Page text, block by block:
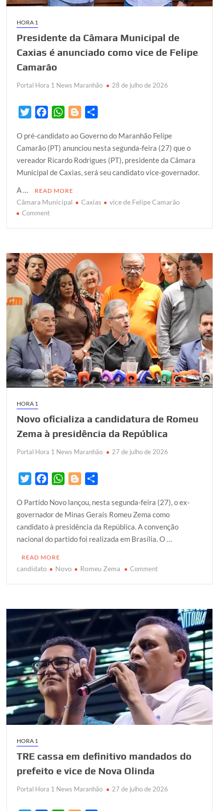
28/07
HORA 1
Presidente da Câmara Municipal de
Caxias é anunciado como vice de Felipe
Camarão
Portal Hora 1 News Maranhão 28 de julho de 2026
i
t
t
e
c
e
b
o
o
k
W
a
t
s
A
p
p
o
g
g
e
a
r
e
O pré-candidato ao Governo do Maranhão Felipe
Camarão (PT) anunciou nesta segunda-feira (27) que o
vereador Ricardo Rodrigues (PT), presidente da Câmara
Municipal de Caxias, será seu candidato vice-governador.
A …
READ MORE
Câmara Municipal Caxias vice de Felipe Camarão
Commenton
Municipal
de
Caxias
é
anunciado
como
vice
de
Felipe
Camarão
HORA 1
Novo oficializa a candidatura de Romeu
Zema à presidência da República
Portal Hora 1 News Maranhão 27 de julho de 2026
i
t
t
e
r
c
e
b
o
o
k
W
a
t
s
A
p
o
g
g
e
a
r
e
O Partido Novo lançou, nesta segunda-feira (27), o ex-
governador de Minas Gerais Romeu Zema como
candidato à presidência da República. A convenção
nacional do partido foi realizada em Brasília. O …
READ MORE
candidato Novo Romeu Zema Commenton
candidatura
de
Romeu
Zema
à
presidência
República
HORA 1
TRE cassa em definitivo mandados do
prefeito e vice de Nova Olinda
Portal Hora 1 News Maranhão 27 de julho de 2026